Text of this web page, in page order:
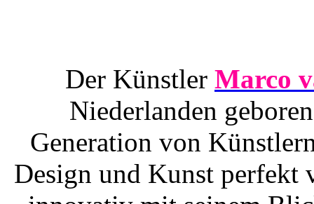
Der Künstler Marco
Niederlanden
Generation von
Design und Kunst perfekt